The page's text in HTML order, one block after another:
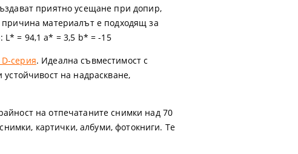
приятно усещане при допир,
материалът е подходящ за
L* = 94,1 a* = 3,5 b* = -15
серия. Идеална съвместимост с
на надраскване,
на отпечатаните снимки над 70
картички, албуми, фотокниги. Те